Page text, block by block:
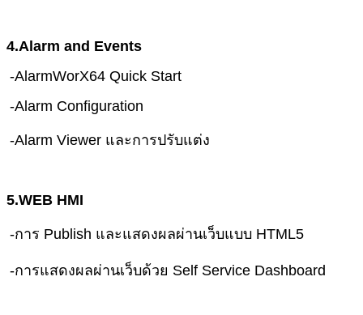
4.Alarm and Events
-AlarmWorX64 Quick Start
-Alarm Configuration
-Alarm Viewer และการปรับแต่ง
5.WEB HMI
-การ Publish และแสดงผลผ่านเว็บแบบ HTML5
-การแสดงผลผ่านเว็บด้วย Self Service Dashboard